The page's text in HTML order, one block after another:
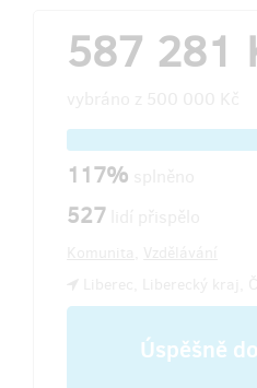
587 281
117%
527
Úspěšně